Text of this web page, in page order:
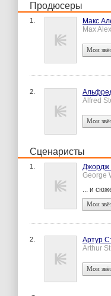
Продюсеры
1.
Макс
Max
Мои
2.
Alfred
Мои
Сценаристы
1.
Джордж
George
... и
Мои
2.
Артур
Arthur
Мои